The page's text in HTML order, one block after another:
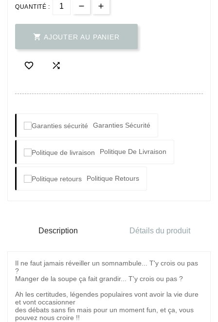
QUANTITÉ :
 AJOUTER AU PANIER
 
Garanties Sécurité
Politique De Livraison
Politique Retours
Description Détails du produit
Il ne faut jamais réveiller un somnambule... T'y crois ou pas
?
Manger de la soupe ça fait grandir... T'y crois ou pas ?
Ah les certitudes, légendes populaires vont avoir la vie dure
et vont occasionner
des débats sans fin mais pour un moment fun, et ça, vous
pouvez nous croire !!